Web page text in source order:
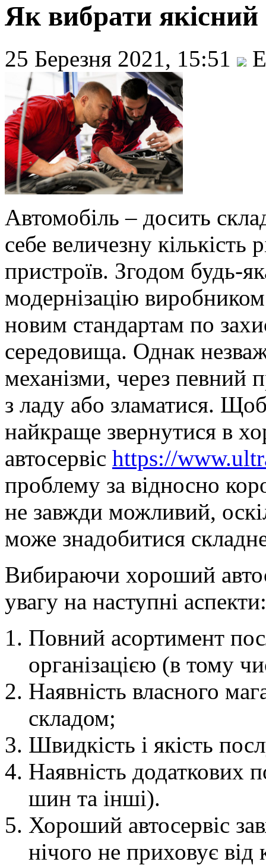
Як вибрати якісний
25 Березня 2021, 15:51
Автомобіль – досить
себе величезну кількість
пристроїв. Згодом будь-
модернізацію
новим стандартам по
середовища. Однак
механізми, через певний
з ладу або зламатися.
найкраще звернутися в
автосервіс https://
проблему за відносно
не завжди можливий,
може знадобитися
Вибираючи хороший
увагу на наступні аспекти:
Повний асортимент
організацією (в тому
Наявність власного
складом;
Швидкість і якість
Наявність додаткових
шин та інші).
Хороший автосервіс
нічого не приховує від